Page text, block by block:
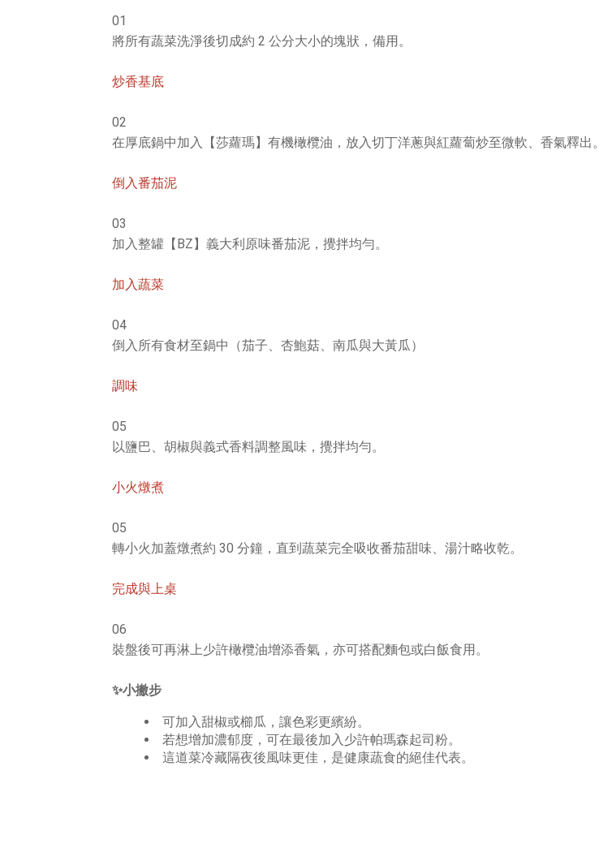
01
將所有蔬菜洗淨後切成約 2 公分大小的塊狀，備用。
炒香基底
02
在厚底鍋中加入【莎蘿瑪】有機橄欖油，放入切丁洋蔥與紅蘿蔔炒至微軟、香氣釋出。
倒入番茄泥
03
加入整罐【BZ】義大利原味番茄泥，攪拌均勻。
加入蔬菜
04
倒入所有食材至鍋中（茄子、杏鮑菇、南瓜與大黃瓜）
調味
05
以鹽巴、胡椒與義式香料調整風味，攪拌均勻。
小火燉煮
05
轉小火加蓋燉煮約 30 分鐘，直到蔬菜完全吸收番茄甜味、湯汁略收乾。
完成與上桌
06
裝盤後可再淋上少許橄欖油增添香氣，亦可搭配麵包或白飯食用。
✨小撇步
可加入甜椒或櫛瓜，讓色彩更繽紛。
若想增加濃郁度，可在最後加入少許帕瑪森起司粉。
這道菜冷藏隔夜後風味更佳，是健康蔬食的絕佳代表。